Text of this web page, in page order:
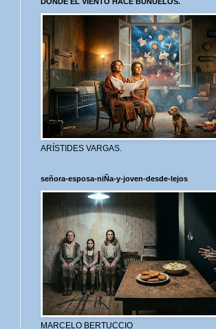
ARÍSTIDES VARGAS.
señora-esposa-niÑa-y-joven-desde-lejos
MARCELO BERTUCCIO